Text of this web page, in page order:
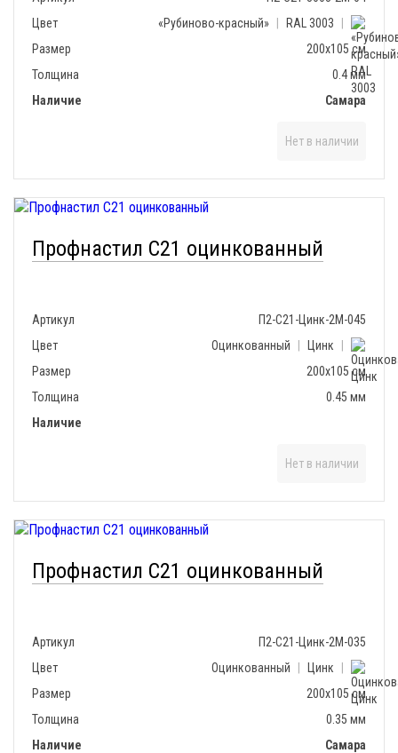
Цвет
«Рубиново-красный» RAL 3003
Размер
200х105 см
Толщина
0.4 мм
Наличие
Самара
Нет в наличии
Профнастил С21 оцинкованный
Артикул
П2-С21-Цинк-2М-045
Цвет
Оцинкованный Цинк
Размер
200х105 см
Толщина
0.45 мм
Наличие
Нет в наличии
Профнастил С21 оцинкованный
Артикул
П2-С21-Цинк-2М-035
Цвет
Оцинкованный Цинк
Размер
200х105 см
Толщина
0.35 мм
Наличие
Самара